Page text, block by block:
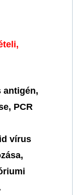
antigén,
PCR
vírus